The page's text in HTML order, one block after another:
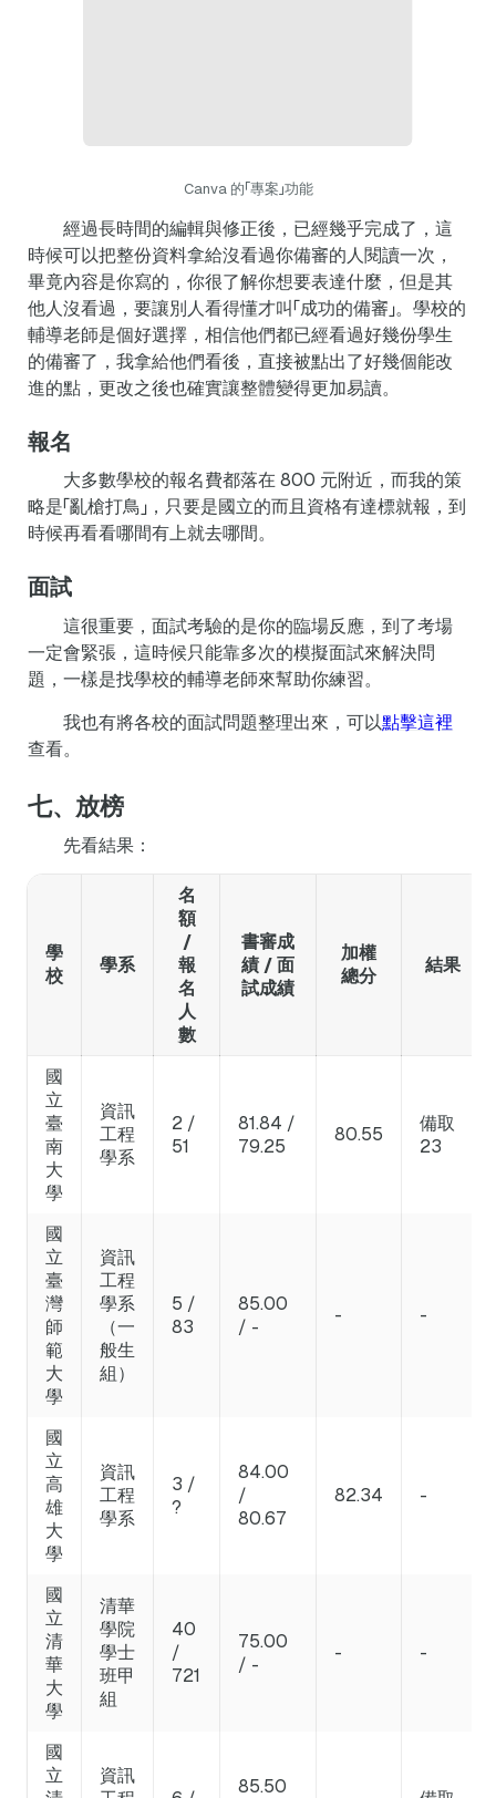
Canva 的「專案」功能
經過長時間的編輯與修正後，已經幾乎完成了，這
時候可以把整份資料拿給沒看過你備審的人閱讀一次，
畢竟內容是你寫的，你很了解你想要表達什麼，但是其
他人沒看過，要讓別人看得懂才叫「成功的備審」。學校的
輔導老師是個好選擇，相信他們都已經看過好幾份學生
的備審了，我拿給他們看後，直接被點出了好幾個能改
進的點，更改之後也確實讓整體變得更加易讀。
報名
大多數學校的報名費都落在 800 元附近，而我的策
略是「亂槍打鳥」，只要是國立的而且資格有達標就報，到
時候再看看哪間有上就去哪間。
面試
這很重要，面試考驗的是你的臨場反應，到了考場
一定會緊張，這時候只能靠多次的模擬面試來解決問
題，一樣是找學校的輔導老師來幫助你練習。
我也有將各校的面試問題整理出來，可以點擊這裡
查看。
七、放榜
先看結果：
學
校
學系
名
額
/
報
名
人
數
書審成
績 / 面
試成績
加權
總分
結果
國
立
臺
南
大
學
資訊
工程
學系
2 /
51
81.84 /
79.25
80.55
備取
23
國
立
臺
灣
師
範
大
學
資訊
工程
學系
（一
般生
組）
5 /
83
85.00
/ -
- -
國
立
高
雄
大
學
資訊
工程
學系
3 /
?
84.00
/
80.67
82.34 -
國
立
清
華
大
學
清華
學院
學士
班甲
組
40
/
721
75.00
/ -
- -
國
立
資訊
85.50